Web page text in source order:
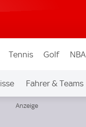
Tennis Golf NBA
Fahrer & Teams